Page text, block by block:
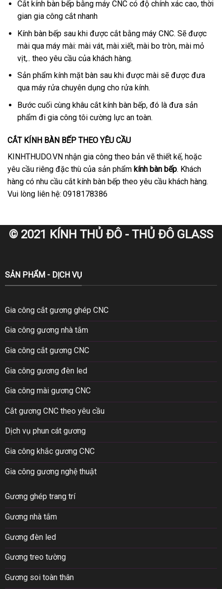
Cắt kính bàn bếp bằng máy CNC có độ chính xác cao, thời
gian gia công cắt nhanh
Kính bàn bếp sau khi được cắt bằng máy CNC. Sẽ được
mài qua máy mài: mài vát, mài xiết, mài bo tròn, mài mỏ
vịt,.. theo yêu cầu của khách hàng.
Sản phẩm kính mặt bàn sau khi được mài sẽ được đưa
qua máy rửa chuyên dụng cho rửa kính.
Bước cuối cùng khâu cắt kính bàn bếp, đó là đưa sản
phẩm đi gia công tôi cường lực an toàn.
CẮT KÍNH BÀN BẾP THEO YÊU CẦU
KINHTHUDO.VN nhận gia công theo bản vẽ thiết kế, hoặc
yêu cầu riêng đặc thù của sản phẩm kính bàn bếp. Khách
hàng có nhu cầu cắt kính bàn bếp theo yêu cầu khách hàng.
Vui lòng liên hệ: 0918178386
© 2021 KÍNH THỦ ĐÔ - THỦ ĐÔ GLASS
SẢN PHẨM - DỊCH VỤ
Gia công cắt gương ghép CNC
Gia công gương nhà tắm
Gia công cắt gương CNC
Gia công gương đèn led
Gia công mài gương CNC
Cắt gương CNC theo yêu cầu
Dịch vụ phun cát gương
Gia công khắc gương CNC
Gia công gương nghệ thuật
Gương ghép trang trí
Gương nhà tắm
Gương đèn led
Gương treo tường
Gương soi toàn thân